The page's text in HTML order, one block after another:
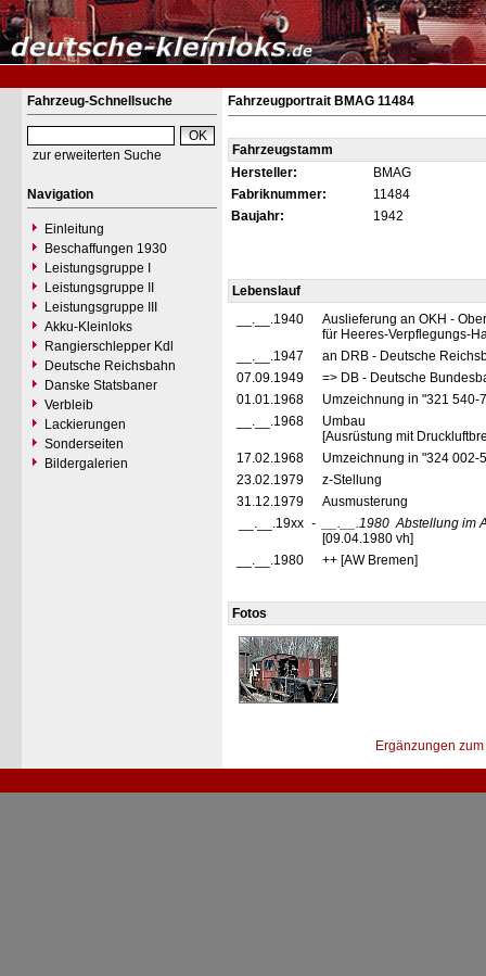
Fahrzeug-Schnellsuche
zur erweiterten Suche
Navigation
Einleitung
Beschaffungen 1930
Leistungsgruppe I
Leistungsgruppe II
Leistungsgruppe III
Akku-Kleinloks
Rangierschlepper Kdl
Deutsche Reichsbahn
Danske Statsbaner
Verbleib
Lackierungen
Sonderseiten
Bildergalerien
Fahrzeugportrait BMAG 11484
Fahrzeugstamm
Hersteller:
BMAG
Fabriknummer:
11484
Baujahr:
1942
Lebenslauf
__.__.1940
Auslieferung an OKH -
für Heeres-Verpflegungs-
__.__.1947
an DRB - Deutsche
07.09.1949
=> DB - Deutsche
01.01.1968
Umzeichnung in "321 540-
__.__.1968
Umbau
[Ausrüstung mit
17.02.1968
Umzeichnung in "324 002-
23.02.1979
z-Stellung
31.12.1979
Ausmusterung
__.__.19xx - __.__.1980 Abstellung im
[09.04.1980 vh]
__.__.1980
++ [AW Bremen]
Fotos
Ergänzungen